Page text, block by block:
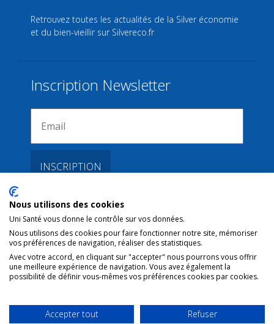
Retrouvez toutes les actualités de la Silver économie
et du bien-vieillir sur Silvereco.fr
Inscription Newsletter
Liens
Conditions d’utilisation
Contact NL
Mentions Légales
Nous utilisons des cookies
Uni Santé vous donne le contrôle sur vos données.
Nous utilisons des cookies pour faire fonctionner notre site, mémoriser
vos préférences de navigation, réaliser des statistiques.
Avec votre accord, en cliquant sur "accepter" nous pourrons vous offrir
une meilleure expérience de navigation. Vous avez également la
possibilité de définir vous-mêmes vos préférences cookies par cookies.
Accepter tout Refuser